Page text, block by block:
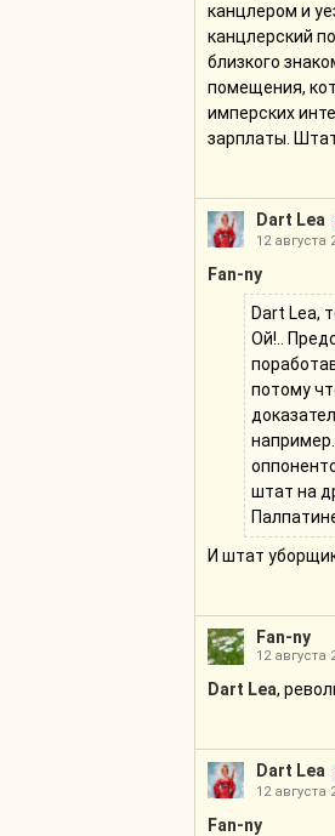
канцлером и
канцлерский
близкого
помещения,
имперских
зарплаты.
Dart Lea
12 августа
Fan-ny
Dart Lea,
Ой!..
потому
штат на
И штат
Fan-ny
12 августа
Dart Lea,
Dart Lea
12 августа
Fan-ny